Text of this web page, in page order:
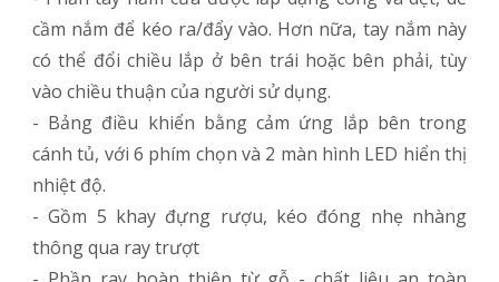
cầm nắm để kéo ra/đẩy vào. Hơn nữa, tay nắm này
có thể đổi chiều lắp ở bên trái hoặc bên phải, tùy
vào chiều thuận của người sử dụng.
- Bảng điều khiển bằng cảm ứng lắp bên trong
cánh tủ, với 6 phím chọn và 2 màn hình LED hiển thị
nhiệt độ.
- Gồm 5 khay đựng rượu, kéo đóng nhẹ nhàng
thông qua ray trượt